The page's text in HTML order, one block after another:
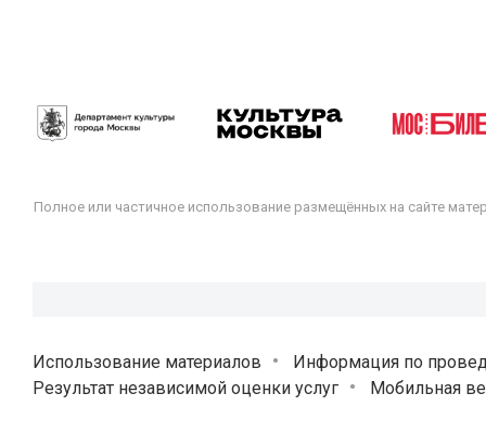
Полное или частичное использование размещённых на сайте
Использование материалов
Информация по
Результат независимой оценки услуг
Мобильная